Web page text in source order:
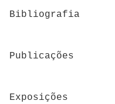
Bibliografia
Publicações
Exposições